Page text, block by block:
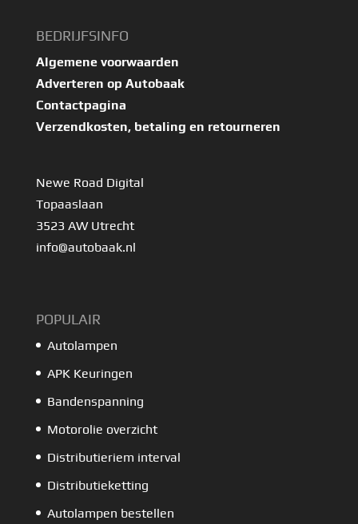
BEDRIJFSINFO
Algemene voorwaarden
Adverteren op Autobaak
Contactpagina
Verzendkosten, betaling en retourneren
Newe Road Digital
Topaaslaan
3523 AW Utrecht
info@autobaak.nl
POPULAIR
Autolampen
APK Keuringen
Bandenspanning
Motorolie overzicht
Distributieriem interval
Distributieketting
Autolampen bestellen